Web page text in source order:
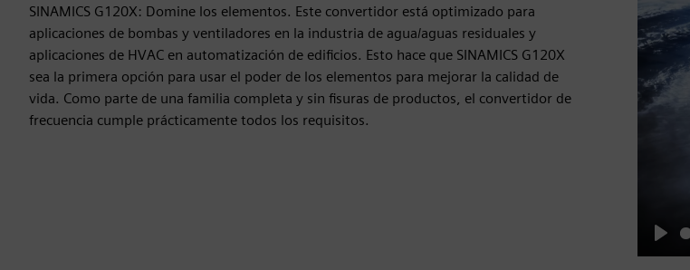
SINAMICS G120X: Domine los elementos. Este convertidor está optimizado para
aplicaciones de bombas y ventiladores en la industria de agua/aguas residuales y
aplicaciones de HVAC en automatización de edificios. Esto hace que SINAMICS G120X
sea la primera opción para usar el poder de los elementos para mejorar la calidad de
vida. Como parte de una familia completa y sin fisuras de productos, el convertidor de
frecuencia cumple prácticamente todos los requisitos.
Play